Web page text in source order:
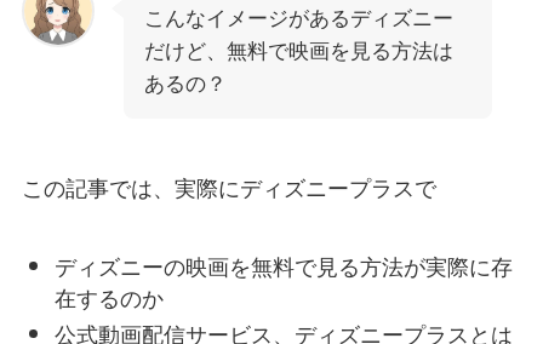
こんなイメージがあるディズニー
だけど、無料で映画を見る方法は
あるの？
この記事では、実際にディズニープラスで
ディズニーの映画を無料で見る方法が実際に存
在するのか
公式動画配信サービス、ディズニープラスとは